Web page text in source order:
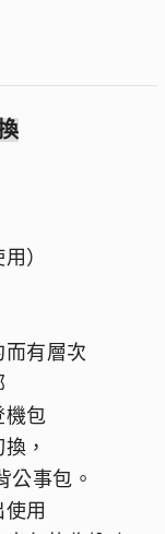
）
有層次
機包
，
公事包。
用